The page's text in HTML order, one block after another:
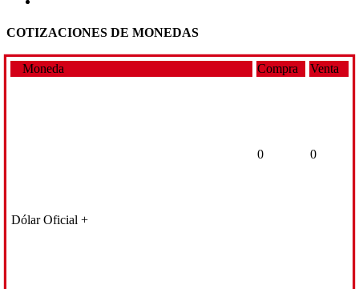
COTIZACIONES DE MONEDAS
Moneda Compra Venta
Dólar Oficial +
0 0